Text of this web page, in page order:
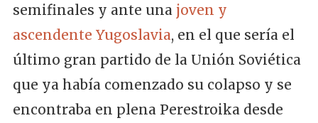
semifinales y ante una joven y
ascendente Yugoslavia, en el que sería el
último gran partido de la Unión Soviética
que ya había comenzado su colapso y se
encontraba en plena Perestroika desde